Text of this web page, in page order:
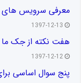
معرفی سرویس های
1397-12-13
هفت نکته از جک
1397-12-12
پنج سوال اساسی